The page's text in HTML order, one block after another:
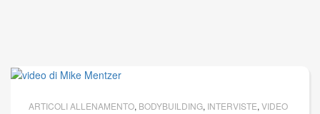
ARTICOLI ALLENAMENTO, BODYBUILDING, INTERVISTE, VIDEO